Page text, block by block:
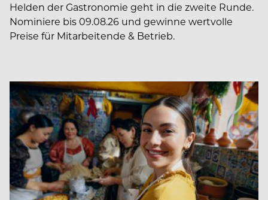
Helden der Gastronomie geht in die zweite Runde.
Nominiere bis 09.08.26 und gewinne wertvolle
Preise für Mitarbeitende & Betrieb.